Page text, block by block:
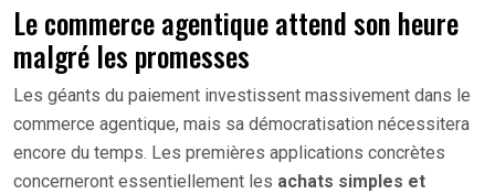
Le commerce agentique attend son heure
malgré les promesses
Les géants du paiement investissent massivement dans le
commerce agentique, mais sa démocratisation nécessitera
encore du temps. Les premières applications concrètes
concerneront essentiellement les achats simples et